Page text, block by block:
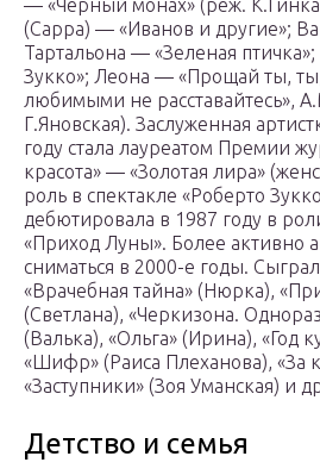
— «Черный монах» (реж.
(Сарра) — «Иванов и другие»;
Тартальона — «Зеленая
Зукко»; Леона — «Прощай ты,
любимыми не расставайтесь»,
Г.Яновская). Заслуженная
году стала лауреатом Премии
красота» — «Золотая лира»
роль в спектакле «Роберто
дебютировала в 1987 году в
«Приход Луны». Более активно
сниматься в 2000-е годы.
«Врачебная тайна» (Нюрка),
(Светлана), «Черкизона.
(Валька), «Ольга» (Ирина), «Год
«Шифр» (Раиса Плеханова), «За
«Заступники» (Зоя Уманская) и
Детство и семья